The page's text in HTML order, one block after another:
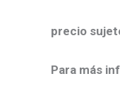
precio
Para más